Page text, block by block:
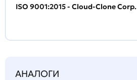
ISO 9001:2015 - Cloud-Clone Corp.
АНАЛОГИ